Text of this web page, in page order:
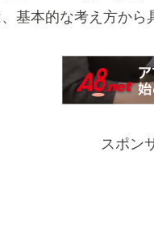
基本的な考え方から
スポン